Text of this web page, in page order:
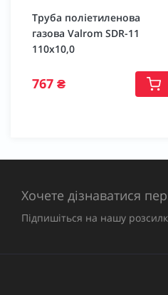
Труба поліетиленова
газова Valrom SDR-11
110х10,0
767 ₴
Хочете дізнаватися
Підпишіться на нашу